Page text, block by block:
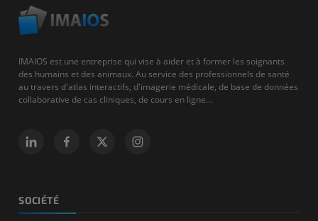
IMAIOS est une entreprise qui vise à aider et à former les soignants
des humains et des animaux. Au service des professionnels de santé
au travers d'atlas interactifs, d'imagerie médicale, de base de données
collaborative de cas cliniques, de cours en ligne...
SOCIÉTÉ